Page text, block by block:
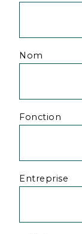
Nom
Fonction
Entreprise